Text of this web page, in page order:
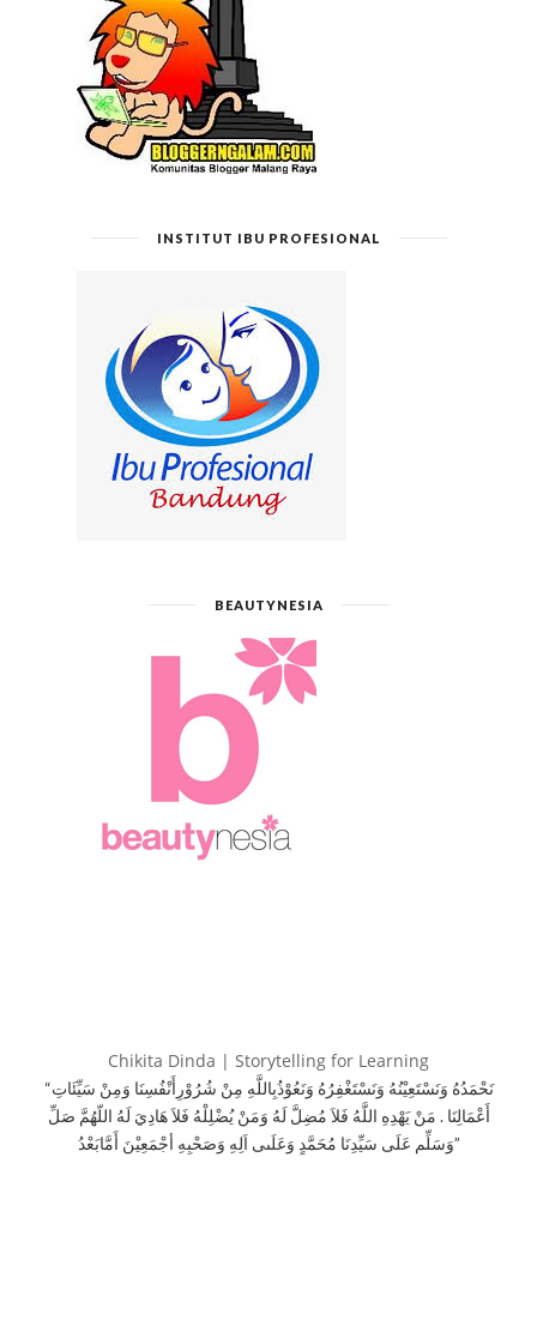
INSTITUT IBU PROFESIONAL
BEAUTYNESIA
Chikita Dinda | Storytelling for Learning
“نَحْمَدُهُ وَنَسْتَعِيْنُهُ وَنَسْتَغْفِرُهُ وَنَعُوْذُبِاللَّهِ مِنْ شُرُوْرِأَنْفُسِنَا وَمِنْ سَيِّئَاتِ
أَعْمَالِنَا . مَنْ يَهْدِهِ اللَّهُ فَلاَ مُضِلَّ لَهُ وَمَنْ يُضْلِلْهُ فَلاَ هَادِيَ لَهُ اللّهُمَّ صَلِّ
وَسَلِّم عَلَى سَيِّدِنَا مُحَمَّدٍ وَعَلَىى اَلِهِ وَصَحْبِهِ أجْمَعِيْنَ أَمَّابَعْدُ”